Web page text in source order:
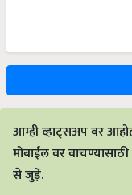
आम्ही व्हाट्सअप वर
मोबाईल वर
से जुड़ें.